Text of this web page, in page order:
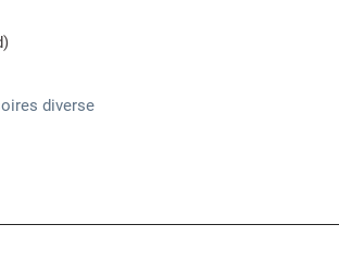
diverse